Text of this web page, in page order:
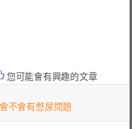
您可能會有興趣的文章
不會有憋尿問題